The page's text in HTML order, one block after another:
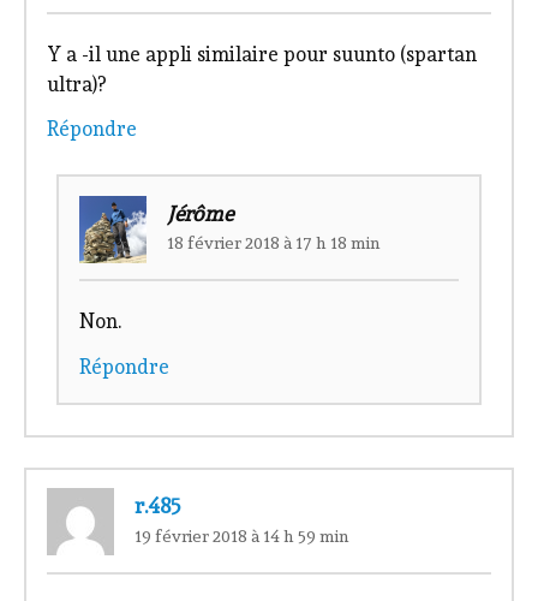
Y a -il une appli similaire pour suunto (spartan
ultra)?
Répondre
Jérôme
18 février 2018 à 17 h 18 min
Non.
Répondre
r.485
19 février 2018 à 14 h 59 min